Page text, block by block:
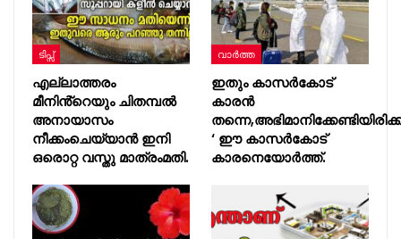
ടിപ്സ്
എല്ലാത്തരം
മീനിൻ്റെയും ചിതമ്പൽ
അനായാസം
നീക്കംചെയ്യാൻ ഇനി
ഒരൊറ്റ വസ്തു മാത്രംമതി.
വാർത്ത
ഇതും കാസർകോട്
കാരൻ
‘ ഈ കാസർകോട്
കാരനെയോർത്ത്.